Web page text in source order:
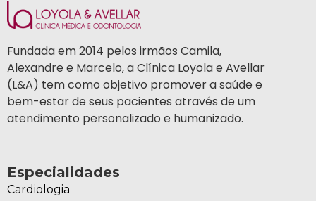
Fundada em 2014 pelos irmãos Camila,
Alexandre e Marcelo, a Clínica Loyola e Avellar
(L&A) tem como objetivo promover a saúde e
bem-estar de seus pacientes através de um
atendimento personalizado e humanizado.
Especialidades
Cardiologia